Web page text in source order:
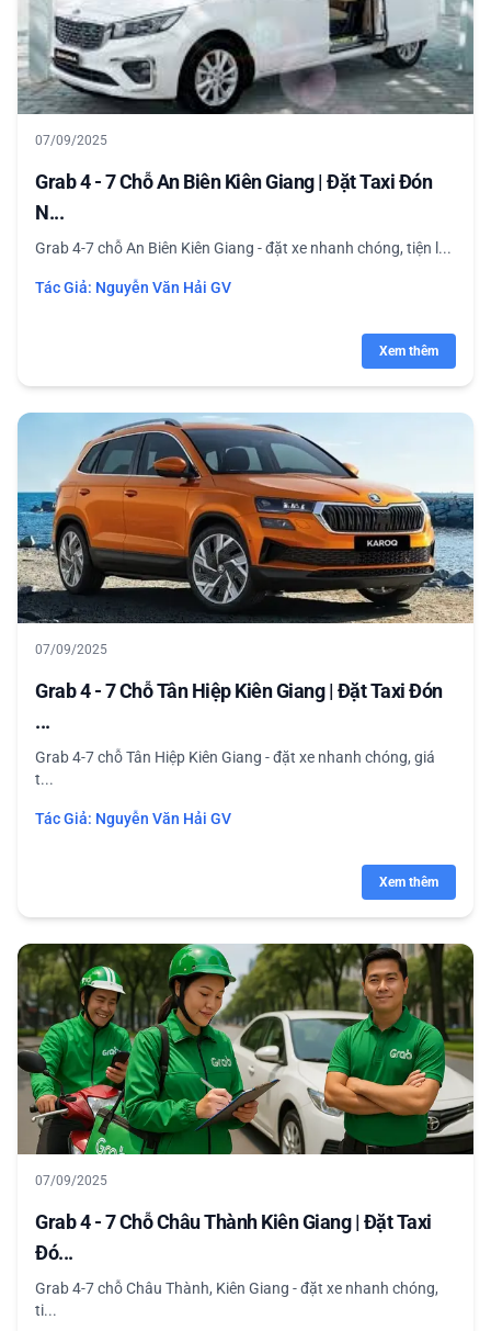
07/09/2025
Grab 4 - 7 Chỗ An Biên Kiên Giang | Đặt Taxi Đón
N...
Grab 4-7 chỗ An Biên Kiên Giang - đặt xe nhanh chóng, tiện l...
Tác Giả: Nguyễn Văn Hải GV
Xem thêm
07/09/2025
Grab 4 - 7 Chỗ Tân Hiệp Kiên Giang | Đặt Taxi Đón
...
Grab 4-7 chỗ Tân Hiệp Kiên Giang - đặt xe nhanh chóng, giá
t...
Tác Giả: Nguyễn Văn Hải GV
Xem thêm
07/09/2025
Grab 4 - 7 Chỗ Châu Thành Kiên Giang | Đặt Taxi
Đó...
Grab 4-7 chỗ Châu Thành, Kiên Giang - đặt xe nhanh chóng,
ti...